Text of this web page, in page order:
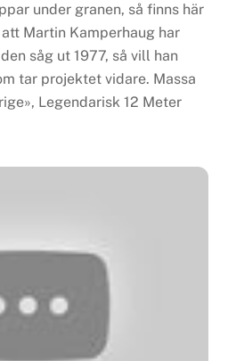
under granen, så finns här
Martin Kamperhaug har
såg ut 1977, så vill han
tar projektet vidare. Massa
Legendarisk 12 Meter